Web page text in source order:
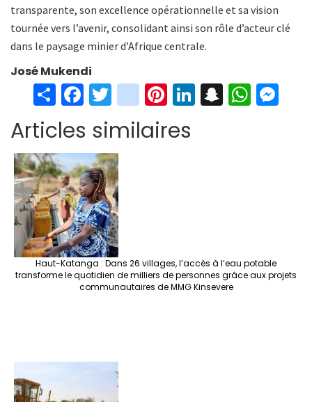
transparente, son excellence opérationnelle et sa vision
tournée vers l’avenir, consolidant ainsi son rôle d’acteur clé
dans le paysage minier d’Afrique centrale.
José Mukendi
S
h
ar
e
Fa
ce
b
o
o
k
T
wi
tt
er
in
st
ag
Pi
nt
er
Li
n
S
n
W
h
Articles similaires
Haut-Katanga : Dans 26 villages, l’accès à l’eau potable
transforme le quotidien de milliers de personnes grâce aux projets
communautaires de MMG Kinsevere